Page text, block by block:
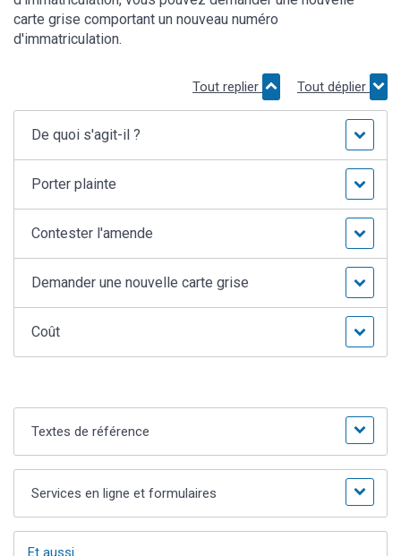
carte grise comportant un nouveau numéro
d'immatriculation.
Tout replier Tout déplier
De quoi s'agit-il ?
Porter plainte
Contester l'amende
Demander une nouvelle carte grise
Coût
Textes de référence
Services en ligne et formulaires
Et aussi